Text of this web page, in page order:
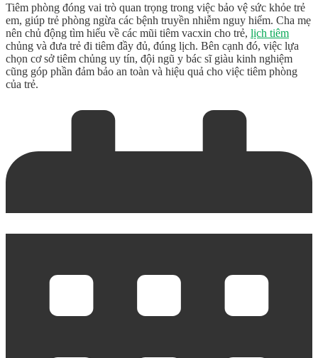
Tiêm phòng đóng vai trò quan trọng trong việc bảo vệ sức khỏe trẻ
em, giúp trẻ phòng ngừa các bệnh truyền nhiễm nguy hiểm. Cha mẹ
nên chủ động tìm hiểu về các mũi tiêm vacxin cho trẻ, lịch tiêm
chủng và đưa trẻ đi tiêm đầy đủ, đúng lịch. Bên cạnh đó, việc lựa
chọn cơ sở tiêm chủng uy tín, đội ngũ y bác sĩ giàu kinh nghiệm
cũng góp phần đảm bảo an toàn và hiệu quả cho việc tiêm phòng
của trẻ.